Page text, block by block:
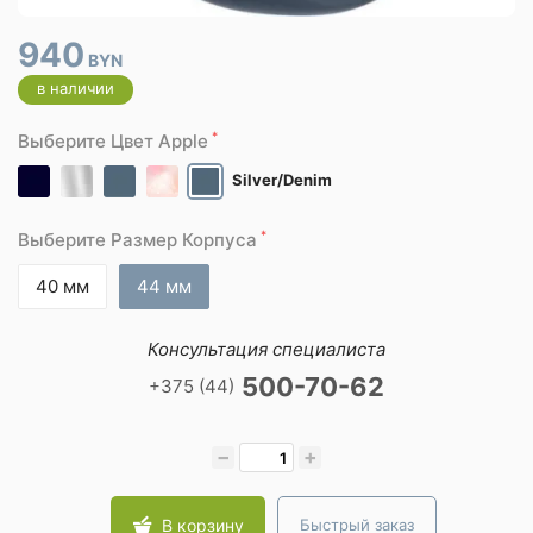
940 BYN
в наличии
Выберите Цвет Apple *
Silver/Denim
Выберите Размер Корпуса *
40 мм 44 мм
Консультация специалиста
+375 (44) 500-70-62
− +
В корзину Быстрый заказ